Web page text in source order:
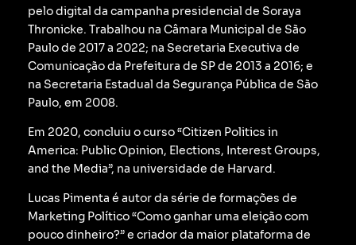
pelo digital da campanha presidencial de Soraya
Thronicke. Trabalhou na Câmara Municipal de São
Paulo de 2017 a 2022; na Secretaria Executiva de
Comunicação da Prefeitura de SP de 2013 a 2016; e
na Secretaria Estadual da Segurança Pública de São
Paulo, em 2008.
Em 2020, concluiu o curso “Citizen Politics in
America: Public Opinion, Elections, Interest Groups,
and the Media”, na universidade de Harvard.
Lucas Pimenta é autor da série de formações de
Marketing Político “Como ganhar uma eleição com
pouco dinheiro?” e criador da maior plataforma de